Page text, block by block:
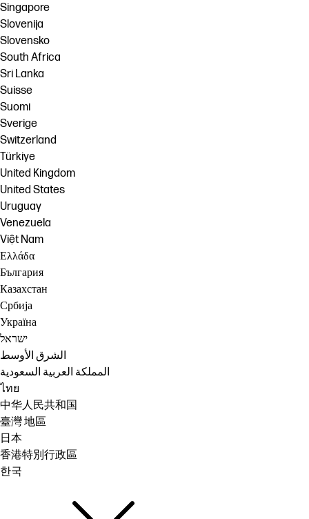
Singapore
Slovenija
Slovensko
South Africa
Sri Lanka
Suisse
Suomi
Sverige
Switzerland
Türkiye
United Kingdom
United States
Uruguay
Venezuela
Việt Nam
Ελλάδα
България
Казахстан
Србија
Україна
ישראל
الشرق الأوسط
المملكة العربية السعودية
ไทย
中华人民共和国
臺灣 地區
日本
香港特別行政區
한국